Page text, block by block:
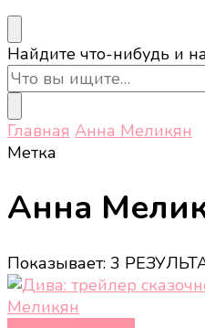
Ищите
что-
то?
Найдите что-нибудь и
Главная Анна Меликян
Метка
Анна
Показывает: 3